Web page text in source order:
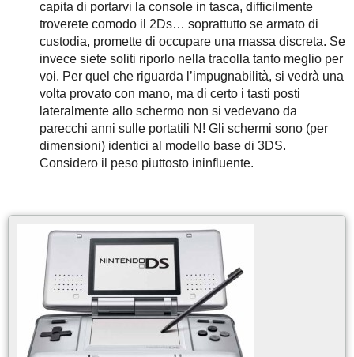
capita di portarvi la console in tasca, difficilmente
troverete comodo il 2Ds… soprattutto se armato di
custodia, promette di occupare una massa discreta. Se
invece siete soliti riporlo nella tracolla tanto meglio per
voi. Per quel che riguarda l’impugnabilità, si vedrà una
volta provato con mano, ma di certo i tasti posti
lateralmente allo schermo non si vedevano da
parecchi anni sulle portatili N! Gli schermi sono (per
dimensioni) identici al modello base di 3DS.
Considero il peso piuttosto ininfluente.